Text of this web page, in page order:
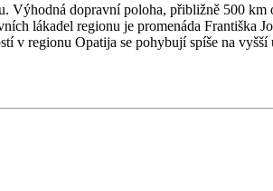
Výhodná dopravní poloha, přibližně 500
lákadel regionu je promenáda Františka
v regionu Opatija se pohybují spíše na vyšší